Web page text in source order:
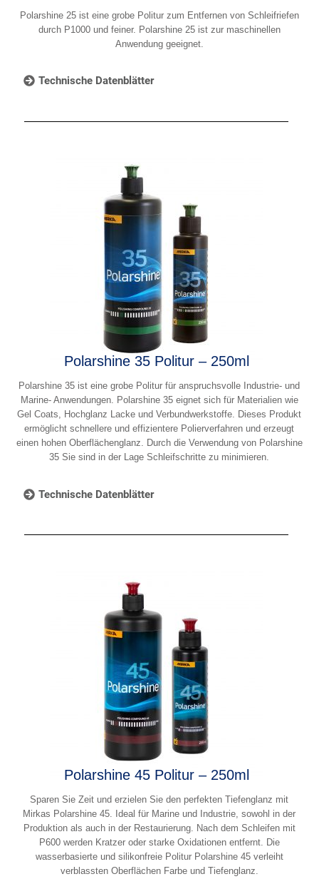
Polarshine 25 ist eine grobe Politur zum Entfernen von Schleifriefen
durch P1000 und feiner. Polarshine 25 ist zur maschinellen
Anwendung geeignet.
Technische Datenblätter
Polarshine 35 Politur – 250ml
Polarshine 35 ist eine grobe Politur für anspruchsvolle Industrie- und
Marine- Anwendungen. Polarshine 35 eignet sich für Materialien wie
Gel Coats, Hochglanz Lacke und Verbundwerkstoffe. Dieses Produkt
ermöglicht schnellere und effizientere Polierverfahren und erzeugt
einen hohen Oberflächenglanz. Durch die Verwendung von Polarshine
35 Sie sind in der Lage Schleifschritte zu minimieren.
Technische Datenblätter
Polarshine 45 Politur – 250ml
Sparen Sie Zeit und erzielen Sie den perfekten Tiefenglanz mit
Mirkas Polarshine 45. Ideal für Marine und Industrie, sowohl in der
Produktion als auch in der Restaurierung. Nach dem Schleifen mit
P600 werden Kratzer oder starke Oxidationen entfernt. Die
wasserbasierte und silikonfreie Politur Polarshine 45 verleiht
verblassten Oberflächen Farbe und Tiefenglanz.